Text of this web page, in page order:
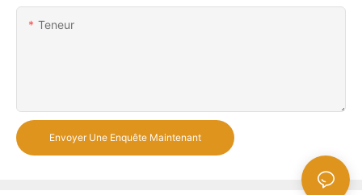
Teneur
Envoyer Une Enquête Maintenant